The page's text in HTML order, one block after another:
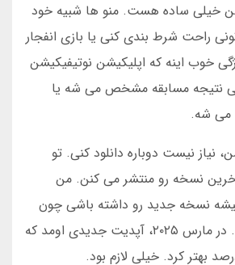
خیلی ساده هست. منو ها شبیه خود
راحت شرط بندی کنی یا بازی انفجار
خوب اینه که اپلیکیشن نوتیفیکیشن
نتیجه مسابقه مشخص می شه یا
می شه.
نیاز نیست دوباره دانلود کنی. تو
نسخه رو منتشر می کنن. من
نسخه جدید رو داشته باشی چون
باگ ها رفع می شن. در مارس ۲۰۲۵، آپدیت جدیدی اومد که